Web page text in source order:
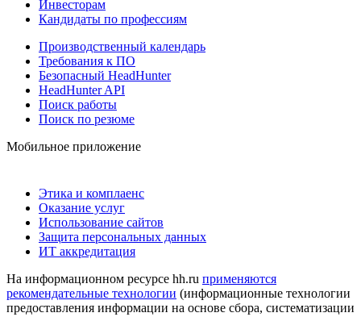
Инвесторам
Кандидаты по профессиям
Производственный календарь
Требования к ПО
Безопасный HeadHunter
HeadHunter API
Поиск работы
Поиск по резюме
Мобильное приложение
Этика и комплаенс
Оказание услуг
Использование сайтов
Защита персональных данных
ИТ аккредитация
На информационном ресурсе hh.ru применяются
рекомендательные технологии (информационные технологии
предоставления информации на основе сбора, систематизации